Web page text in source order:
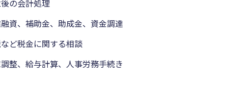
の会計処理
資、補助金、助成金、資金調達
ど税金に関する相談
整、給与計算、人事労務手続き